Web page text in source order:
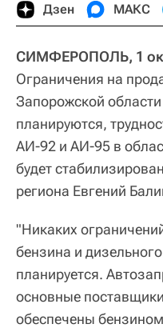
Дзен МАКС
СИМФЕРОПОЛЬ, 1
Ограничения на
Запорожской
планируются,
АИ-92 и АИ-95 в
будет
региона Евгений
"Никаких
бензина и
планируется.
основные
обеспечены